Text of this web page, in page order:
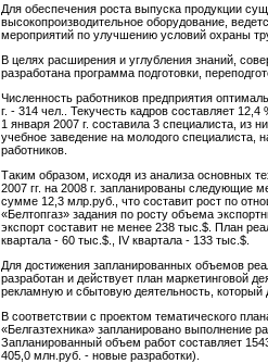
Для обеспечения роста выпуска продукции
высокопроизводительное оборудование,
мероприятий по улучшению условий охраны
В целях расширения и углубления знаний,
разработана программа подготовки,
Численность работников предприятия
г. - 314 чел.. Текучесть кадров составляет
1 января 2007 г. составила 3 специалиста, из
учебное заведение на молодого специалиста,
работников.
Таким образом, исходя из анализа основных
2007 гг. на 2008 г. запланированы следующие
сумме 12,3 млр.руб., что составит рост по
«Белтопгаз» задания по росту объема
экспорт составит не менее 238 тыс.$. План
квартала - 60 тыс.$., IV квартала - 133 тыс.$.
Для достижения запланированных объемов
разработан и действует план маркетинговой
рекламную и сбытовую деятельность, который
В соответствии с проектом тематического
«Белгазтехника» запланировано выполнение
Запланированный объем работ составляет
405,0 млн.руб. - новые разработки).